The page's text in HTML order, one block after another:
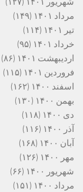
مرداد ۱۴۰۱
(۱۴۹)
تیر ۱۴۰۱
(۱۱۴)
خرداد ۱۴۰۱
(۹۵)
اردیبهشت ۱۴۰۱
(۸۶)
فروردین ۱۴۰۱
(۱۱۵)
اسفند ۱۴۰۰
(۱۶۲)
بهمن ۱۴۰۰
(۱۳۰)
دی ۱۴۰۰
(۱۱۸)
آذر ۱۴۰۰
(۱۱۶)
آبان ۱۴۰۰
(۱۶۸)
مهر ۱۴۰۰
(۱۲۶)
شهریور ۱۴۰۰
(۶۶)
مرداد ۱۴۰۰
(۱۵۱)